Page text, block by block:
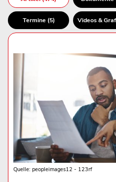
Termine (5) Videos &
Quelle: peopleimages12 - 123rf